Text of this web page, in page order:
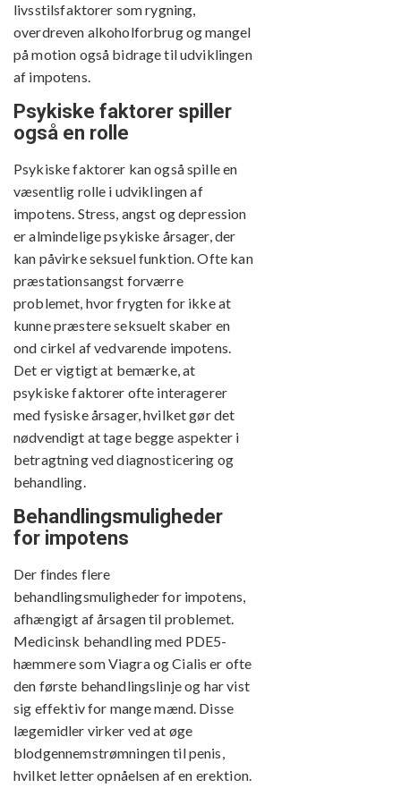
livsstilsfaktorer som rygning,
overdreven alkoholforbrug og mangel
på motion også bidrage til udviklingen
af impotens.
Psykiske faktorer spiller
også en rolle
Psykiske faktorer kan også spille en
væsentlig rolle i udviklingen af
impotens. Stress, angst og depression
er almindelige psykiske årsager, der
kan påvirke seksuel funktion. Ofte kan
præstationsangst forværre
problemet, hvor frygten for ikke at
kunne præstere seksuelt skaber en
ond cirkel af vedvarende impotens.
Det er vigtigt at bemærke, at
psykiske faktorer ofte interagerer
med fysiske årsager, hvilket gør det
nødvendigt at tage begge aspekter i
betragtning ved diagnosticering og
behandling.
Behandlingsmuligheder
for impotens
Der findes flere
behandlingsmuligheder for impotens,
afhængigt af årsagen til problemet.
Medicinsk behandling med PDE5-
hæmmere som Viagra og Cialis er ofte
den første behandlingslinje og har vist
sig effektiv for mange mænd. Disse
lægemidler virker ved at øge
blodgennemstrømningen til penis,
hvilket letter opnåelsen af en erektion.